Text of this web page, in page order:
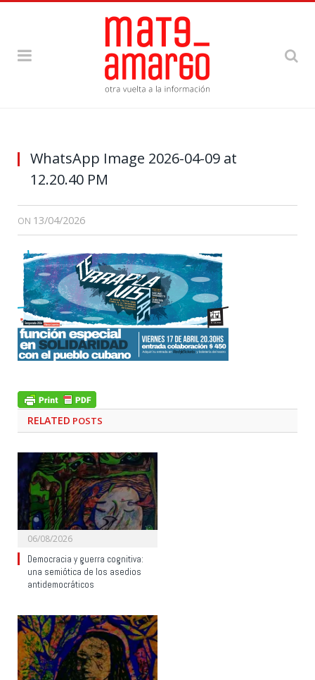
WhatsApp Image 2026-04-09 at
12.20.40 PM
ON 13/04/2026
RELATED POSTS
06/08/2026
Democracia y guerra cognitiva:
una semiótica de los asedios
antidemocráticos